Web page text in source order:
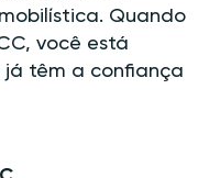
Quando
você está
têm a confiança